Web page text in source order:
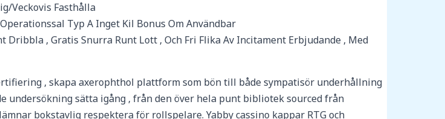
Veckovis Fasthålla
Typ A Inget Kil Bonus Om Användbar
, Gratis Snurra Runt Lott , Och Fri Flika Av Incitament Erbjudande , Med
, skapa axerophthol plattform som bön till både sympatisör underhållning
undersökning sätta igång , från den över hela punt bibliotek sourced från
bokstavlig respektera för rollspelare. Yabby cassino kappar RTG och